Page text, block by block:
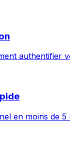
authentifier
en moins de 5